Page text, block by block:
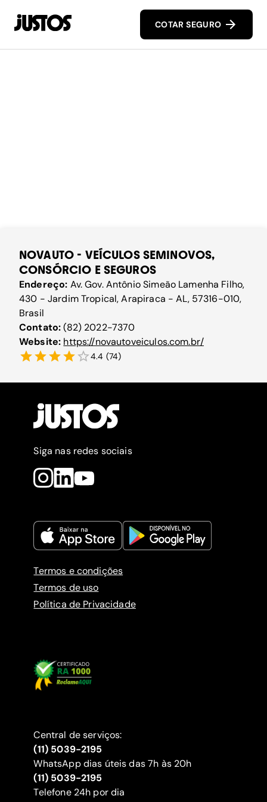
COTAR SEGURO
NOVAUTO - VEÍCULOS SEMINOVOS,
CONSÓRCIO E SEGUROS
Endereço: Av. Gov. Antônio Simeão Lamenha Filho,
430 - Jardim Tropical, Arapiraca - AL, 57316-010,
Brasil
Contato:(82) 2022-7370
Website: https://novautoveiculos.com.br/
4.4 (74)
Siga nas redes sociais
Termos e condições
Termos de uso
Política de Privacidade
Central de serviços:
(11) 5039-2195
WhatsApp dias úteis das 7h às 20h
(11) 5039-2195
‍Telefone 24h por dia